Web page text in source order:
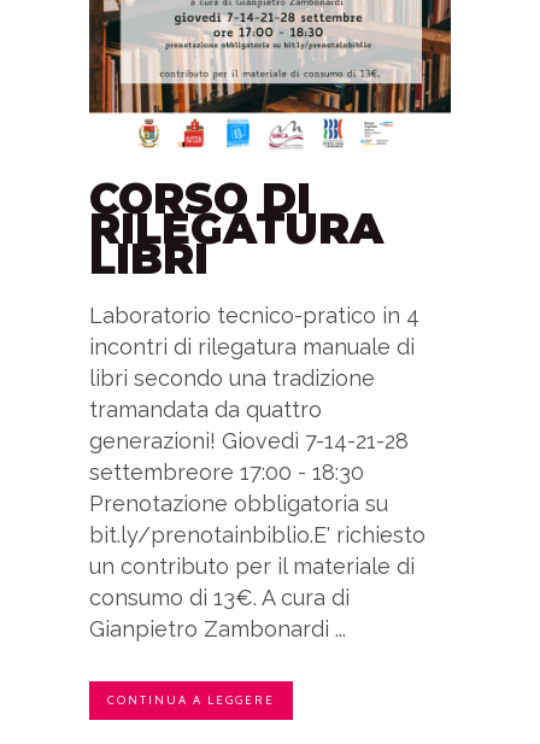
CORSO DI
RILEGATURA
LIBRI
Laboratorio tecnico-pratico in 4
incontri di rilegatura manuale di
libri secondo una tradizione
tramandata da quattro
generazioni! Giovedì 7-14-21-28
settembreore 17:00 - 18:30
Prenotazione obbligatoria su
bit.ly/prenotainbiblio.E' richiesto
un contributo per il materiale di
consumo di 13€. A cura di
Gianpietro Zambonardi ...
CONTINUA A LEGGERE